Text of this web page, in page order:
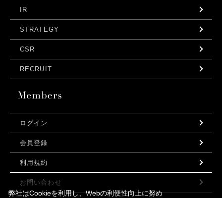
IR
STRATEGY
CSR
RECRUIT
ログイン
会員登録
利用規約
お問い合わせ
弊社はCookieを利用し、Webの利便性向上に努め